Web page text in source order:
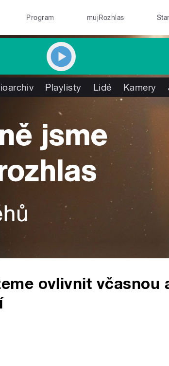
Program mujRozhlas
Playlisty Lidé Kamery
ovlivnit včasnou